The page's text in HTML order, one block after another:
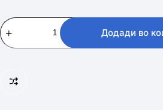
BEKO
HIC
64402
Додади во